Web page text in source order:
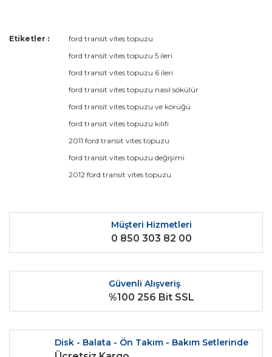
Bu ürüne ilk yorumu siz yapın!
Yorum Yaz
Bu ürünün fiyat bilgisi, resim, ürün açıklamalarında ve diğer
kullanarak tarafımıza iletebilirsiniz.
Görüş ve önerileriniz için teşekkür ederiz.
Ürün resmi kalitesiz, bozuk veya görüntülenemiyor.
Ürün fiyatı diğer sitelerden daha pahalı.
Gönder
Etiketler :
ford transit vites topuzu
ford transit vites topuzu 5 ileri
ford transit vites topuzu 6 ileri
ford transit vites topuzu nasıl sökülür
ford transit vites topuzu ve körüğü
ford transit vites topuzu kılıfı
2011 ford transit vites topuzu
ford transit vites topuzu değişimi
2012 ford transit vites topuzu
Müşteri Hizmetleri
0 850 303 82 00
Güvenli Alışveriş
%100 256 Bit SSL
Disk - Balata - Ön Takım - Bakım Setlerinde